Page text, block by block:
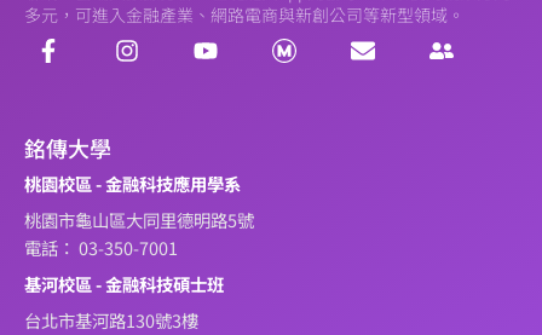
多元，可進入金融產業、網路電商與新創公司等新型領域。
銘傳大學
桃園校區 - 金融科技應用學系
桃園市龜山區大同里德明路5號
電話： 03-350-7001
基河校區 - 金融科技碩士班
台北市基河路130號3樓